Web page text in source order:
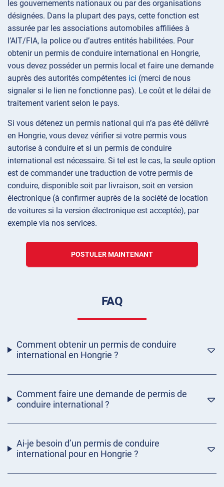
les gouvernements nationaux ou par des organisations
désignées. Dans la plupart des pays, cette fonction est
assurée par les associations automobiles affiliées à
l’AIT/FIA, la police ou d’autres entités habilitées. Pour
obtenir un permis de conduire international en Hongrie,
vous devez posséder un permis local et faire une demande
auprès des autorités compétentes ici (merci de nous
signaler si le lien ne fonctionne pas). Le coût et le délai de
traitement varient selon le pays.
Si vous détenez un permis national qui n’a pas été délivré
en Hongrie, vous devez vérifier si votre permis vous
autorise à conduire et si un permis de conduire
international est nécessaire. Si tel est le cas, la seule option
est de commander une traduction de votre permis de
conduire, disponible soit par livraison, soit en version
électronique (à confirmer auprès de la société de location
de voitures si la version électronique est acceptée), par
exemple via nos services.
POSTULER MAINTENANT
FAQ
Comment obtenir un permis de conduire
international en Hongrie ?
Comment faire une demande de permis de
conduire international ?
Ai-je besoin d’un permis de conduire
international pour en Hongrie ?